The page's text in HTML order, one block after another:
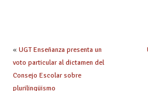
« UGT Enseñanza presenta un
voto particular al dictamen del
Consejo Escolar sobre
plurilingüismo